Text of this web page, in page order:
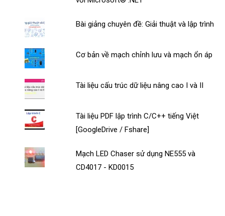
Bài giảng chuyên đề: Giải thuật và lập trình
Cơ bản về mạch chỉnh lưu và mạch ổn áp
Tài liệu cấu trúc dữ liệu nâng cao I và II
Tài liệu PDF lập trình C/C++ tiếng Việt
[GoogleDrive / Fshare]
Mạch LED Chaser sử dụng NE555 và
CD4017 - KD0015